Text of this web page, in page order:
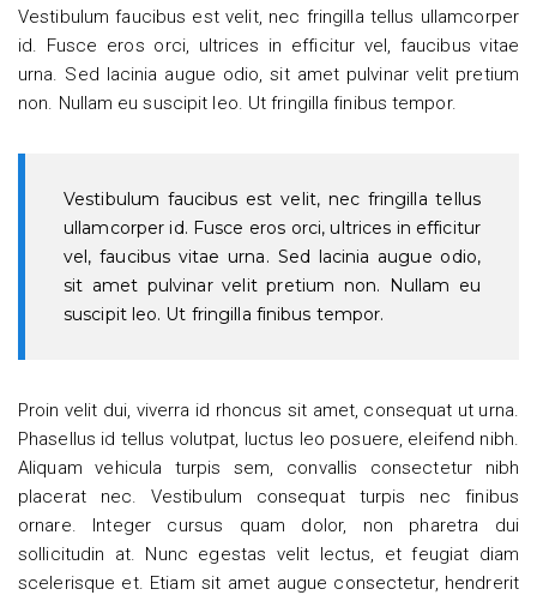
Vestibulum faucibus est velit, nec fringilla tellus ullamcorper
id. Fusce eros orci, ultrices in efficitur vel, faucibus vitae
urna. Sed lacinia augue odio, sit amet pulvinar velit pretium
non. Nullam eu suscipit leo. Ut fringilla finibus tempor.
Vestibulum faucibus est velit, nec fringilla tellus
ullamcorper id. Fusce eros orci, ultrices in efficitur
vel, faucibus vitae urna. Sed lacinia augue odio,
sit amet pulvinar velit pretium non. Nullam eu
suscipit leo. Ut fringilla finibus tempor.
Proin velit dui, viverra id rhoncus sit amet, consequat ut urna.
Phasellus id tellus volutpat, luctus leo posuere, eleifend nibh.
Aliquam vehicula turpis sem, convallis consectetur nibh
placerat nec. Vestibulum consequat turpis nec finibus
ornare. Integer cursus quam dolor, non pharetra dui
sollicitudin at. Nunc egestas velit lectus, et feugiat diam
scelerisque et. Etiam sit amet augue consectetur, hendrerit